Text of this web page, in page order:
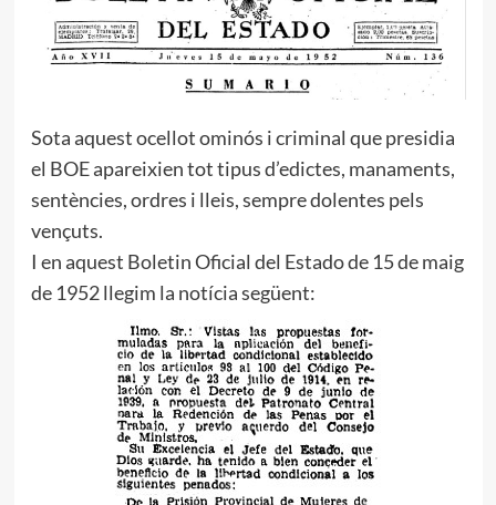
Sota aquest ocellot ominós i criminal que presidia
el BOE apareixien tot tipus d’edictes, manaments,
sentències, ordres i lleis, sempre dolentes pels
vençuts.
I en aquest Boletin Oficial del Estado de 15 de maig
de 1952 llegim la notícia següent: